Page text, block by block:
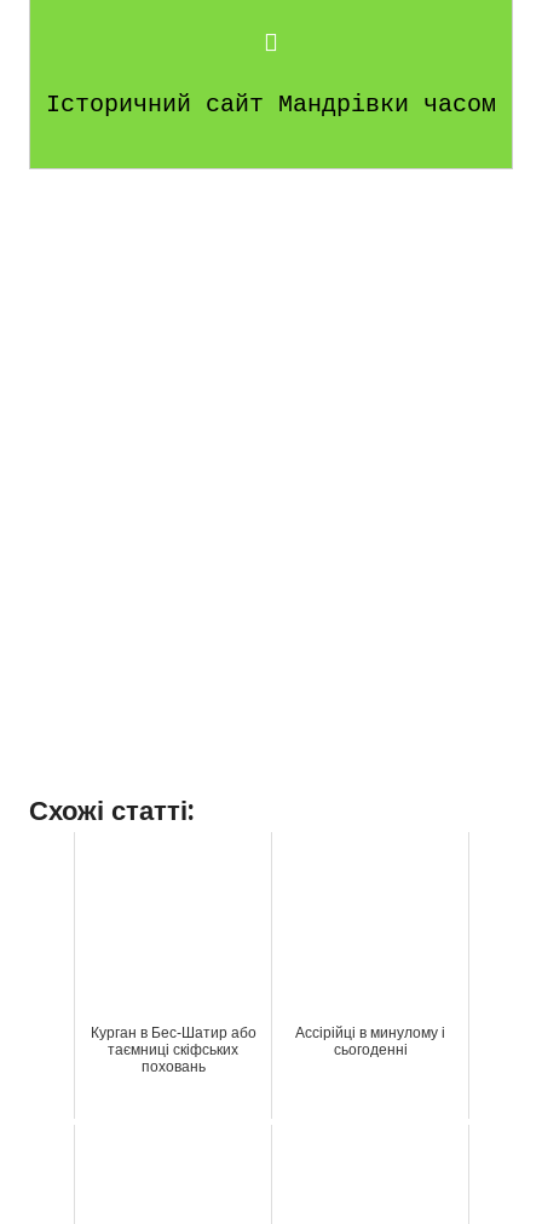
Історичний сайт Мандрівки часом
Схожі статті:
Курган в Бес-Шатир або
таємниці скіфських
поховань
Ассірійці в минулому і
сьогоденні